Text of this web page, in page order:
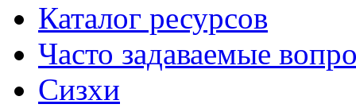
Каталог ресурсов
Часто задаваемые
Сизхи